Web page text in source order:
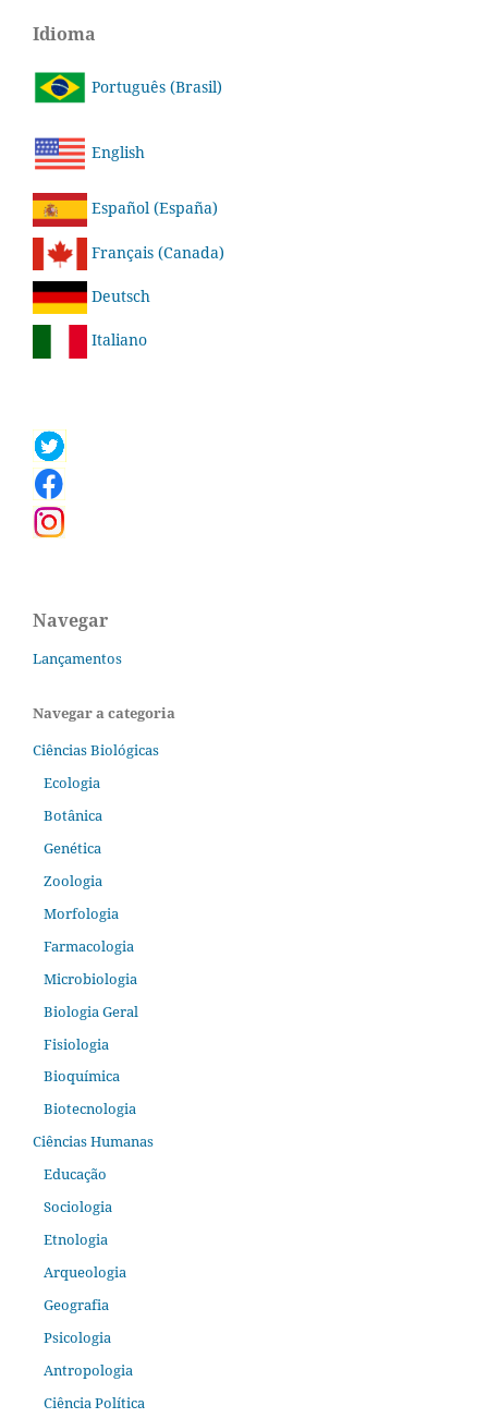
Idioma
Português (Brasil)
English
Español (España)
Français (Canada)
Deutsch
Italiano
Navegar
Lançamentos
Navegar a categoria
Ciências Biológicas
Ecologia
Botânica
Genética
Zoologia
Morfologia
Farmacologia
Microbiologia
Biologia Geral
Fisiologia
Bioquímica
Biotecnologia
Ciências Humanas
Educação
Sociologia
Etnologia
Arqueologia
Geografia
Psicologia
Antropologia
Ciência Política